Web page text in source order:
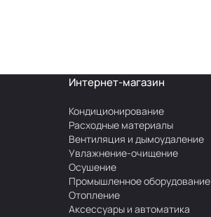
Интернет-магазин
Кондиционирование
Расходные материалы
Вентиляция и дымоудаление
Увлажнение-очищение
Осушение
Промышленное оборудование
Отопление
Аксессуары и автоматика